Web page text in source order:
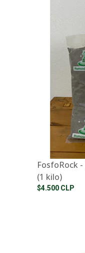
FosfoRock
(1 kilo)
$4.500 CLP